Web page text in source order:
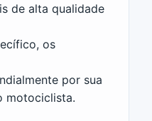
de alta qualidade
os
por sua
motociclista.